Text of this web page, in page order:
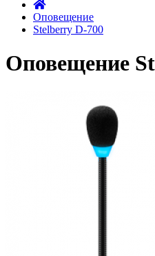
Оповещение
Stelberry D-700
Оповещение